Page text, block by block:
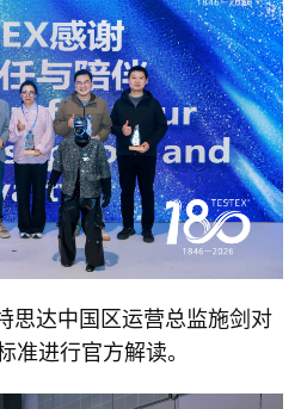
思达中国区运营总监施剑对
准进行官方解读。